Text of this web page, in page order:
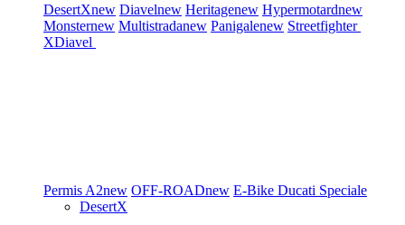
DesertXnew Diavelnew Heritagenew Hypermotardnew
Monsternew Multistradanew Panigalenew Streetfighter
XDiavel
Permis A2new OFF-ROADnew E-Bike Ducati Speciale
DesertX